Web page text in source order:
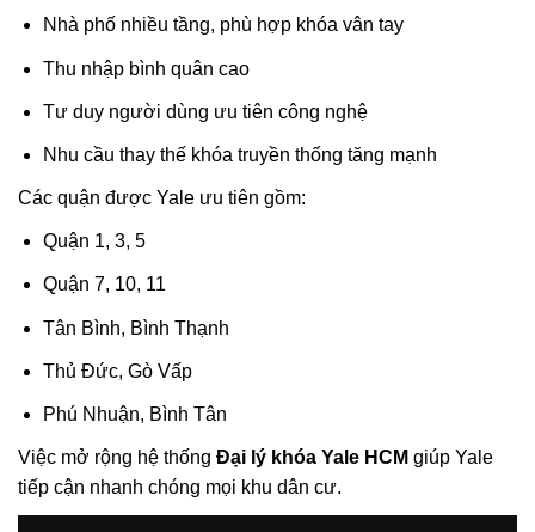
Nhà phố nhiều tầng, phù hợp khóa vân tay
Thu nhập bình quân cao
Tư duy người dùng ưu tiên công nghệ
Nhu cầu thay thế khóa truyền thống tăng mạnh
Các quận được Yale ưu tiên gồm:
Quận 1, 3, 5
Quận 7, 10, 11
Tân Bình, Bình Thạnh
Thủ Đức, Gò Vấp
Phú Nhuận, Bình Tân
Việc mở rộng hệ thống Đại lý khóa Yale HCM giúp Yale
tiếp cận nhanh chóng mọi khu dân cư.